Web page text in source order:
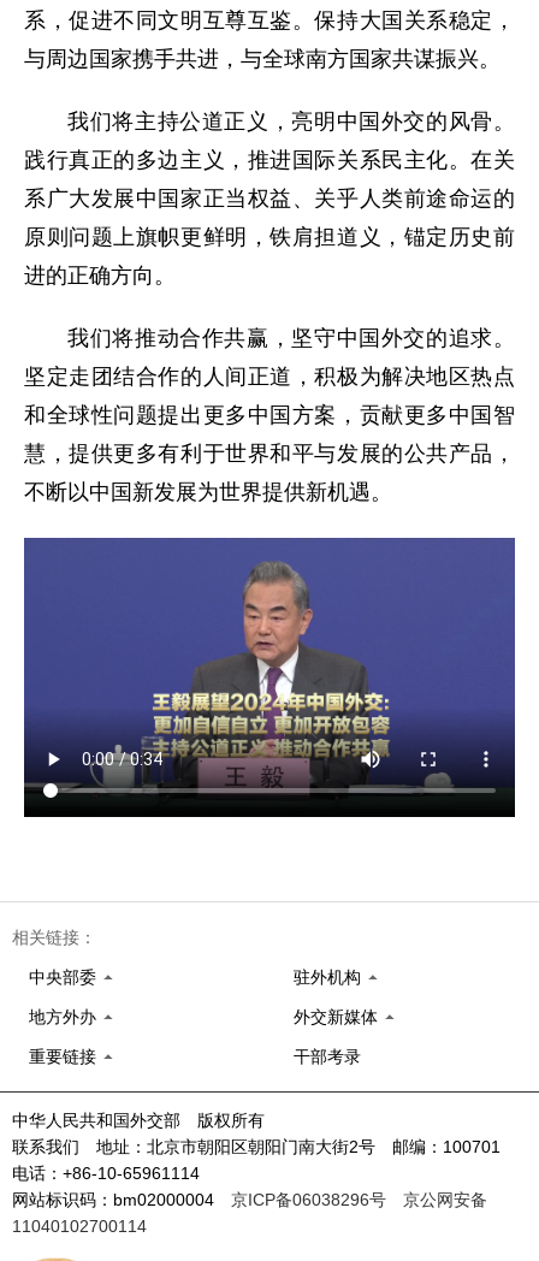
系，促进不同文明互尊互鉴。保持大国关系稳定，
与周边国家携手共进，与全球南方国家共谋振兴。
我们将主持公道正义，亮明中国外交的风骨。
践行真正的多边主义，推进国际关系民主化。在关
系广大发展中国家正当权益、关乎人类前途命运的
原则问题上旗帜更鲜明，铁肩担道义，锚定历史前
进的正确方向。
我们将推动合作共赢，坚守中国外交的追求。
坚定走团结合作的人间正道，积极为解决地区热点
和全球性问题提出更多中国方案，贡献更多中国智
慧，提供更多有利于世界和平与发展的公共产品，
不断以中国新发展为世界提供新机遇。
相关链接：
中央部委 驻外机构
地方外办 外交新媒体
重要链接 干部考录
中华人民共和国外交部 版权所有
联系我们 地址：北京市朝阳区朝阳门南大街2号 邮编：100701
电话：+86-10-65961114
网站标识码：bm02000004 京ICP备06038296号
京公网安备
11040102700114